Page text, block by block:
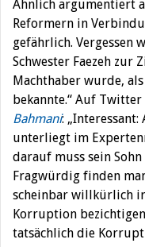
Ähnlich argumentiert
Reformern in
gefährlich. Vergessen
Schwester Faezeh zur
Machthaber wurde,
bekannte.“ Auf
Bahmani: „Interessant:
unterliegt im
darauf muss sein Sohn
Fragwürdig finden
scheinbar willkürlich
Korruption
tatsächlich die